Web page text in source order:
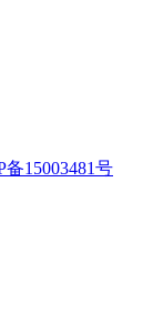
备15003481号